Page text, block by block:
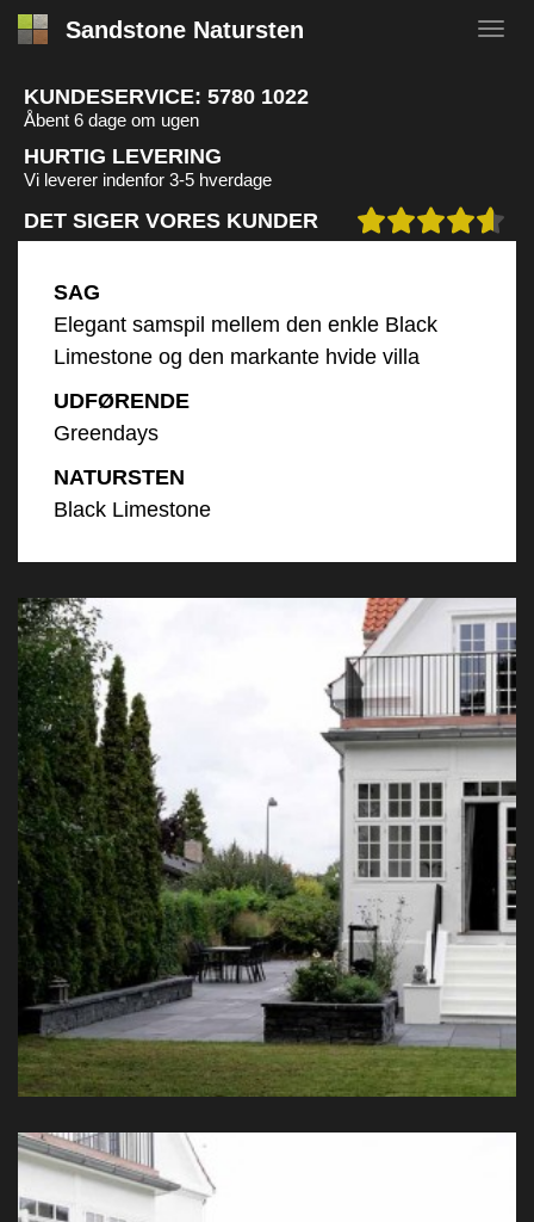
Sandstone Natursten
KUNDESERVICE: 5780 1022
Åbent 6 dage om ugen
HURTIG LEVERING
Vi leverer indenfor 3-5 hverdage
DET SIGER VORES KUNDER
SAG
Elegant samspil mellem den enkle Black
Limestone og den markante hvide villa
UDFØRENDE
Greendays
NATURSTEN
Black Limestone